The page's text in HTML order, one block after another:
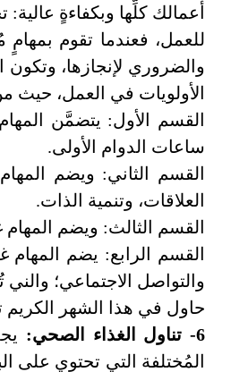
أعمالك كلِّها وبكفاءةٍ
للعمل، فعندما تقوم
والضروري لإنجازها، وتكون
الأولويات في العمل، حيث
القسم الأول: يتضمَّن
ساعات الدوام الأولى.
القسم الثاني: ويضم
العلاقات، وتنمية الذات.
القسم الثالث: ويضم المهام
القسم الرابع: يضم المهام
والتواصل الاجتماعي؛
حاول في هذا الشهر الكريم
6- تناول الغذاء الصحي:
المُختلفة التي تحتوي على